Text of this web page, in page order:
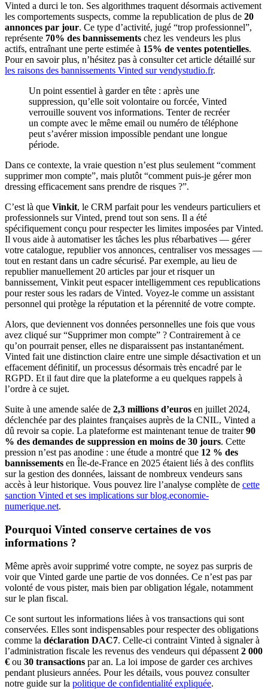
Vinted a durci le ton. Ses algorithmes traquent désormais activement
les comportements suspects, comme la republication de plus de 20
annonces par jour. Ce type d’activité, jugé “trop professionnel”,
représente 70% des bannissements chez les vendeurs les plus
actifs, entraînant une perte estimée à 15% de ventes potentielles.
Pour en savoir plus, n’hésitez pas à consulter cet article détaillé sur
les raisons des bannissements Vinted sur vendystudio.fr.
Un point essentiel à garder en tête : après une
suppression, qu’elle soit volontaire ou forcée, Vinted
verrouille souvent vos informations. Tenter de recréer
un compte avec le même email ou numéro de téléphone
peut s’avérer mission impossible pendant une longue
période.
Dans ce contexte, la vraie question n’est plus seulement “comment
supprimer mon compte”, mais plutôt “comment puis-je gérer mon
dressing efficacement sans prendre de risques ?”.
C’est là que Vinkit, le CRM parfait pour les vendeurs particuliers et
professionnels sur Vinted, prend tout son sens. Il a été
spécifiquement conçu pour respecter les limites imposées par Vinted.
Il vous aide à automatiser les tâches les plus rébarbatives — gérer
votre catalogue, republier vos annonces, centraliser vos messages —
tout en restant dans un cadre sécurisé. Par exemple, au lieu de
republier manuellement 20 articles par jour et risquer un
bannissement, Vinkit peut espacer intelligemment ces republications
pour rester sous les radars de Vinted. Voyez-le comme un assistant
personnel qui protège la réputation et la pérennité de votre compte.
Alors, que deviennent vos données personnelles une fois que vous
avez cliqué sur “Supprimer mon compte” ? Contrairement à ce
qu’on pourrait penser, elles ne disparaissent pas instantanément.
Vinted fait une distinction claire entre une simple désactivation et un
effacement définitif, un processus désormais très encadré par le
RGPD. Et il faut dire que la plateforme a eu quelques rappels à
l’ordre à ce sujet.
Suite à une amende salée de 2,3 millions d’euros en juillet 2024,
déclenchée par des plaintes françaises auprès de la CNIL, Vinted a
dû revoir sa copie. La plateforme est maintenant tenue de traiter90
% des demandes de suppression en moins de 30 jours. Cette
pression n’est pas anodine : une étude a montré que 12 % des
bannissements en Île-de-France en 2025 étaient liés à des conflits
sur la gestion des données, laissant de nombreux vendeurs sans
accès à leur historique. Vous pouvez lire l’analyse complète de cette
sanction Vinted et ses implications sur blog.economie-
numerique.net.
Pourquoi Vinted conserve certaines de vos
informations ?
Même après avoir supprimé votre compte, ne soyez pas surpris de
voir que Vinted garde une partie de vos données. Ce n’est pas par
volonté de vous pister, mais bien par obligation légale, notamment
sur le plan fiscal.
Ce sont surtout les informations liées à vos transactions qui sont
conservées. Elles sont indispensables pour respecter des obligations
comme la déclaration DAC7. Celle-ci contraint Vinted à signaler à
l’administration fiscale les revenus des vendeurs qui dépassent 2 000
€ ou 30 transactions par an. La loi impose de garder ces archives
pendant plusieurs années. Pour les détails, vous pouvez consulter
notre guide sur la politique de confidentialité expliquée.